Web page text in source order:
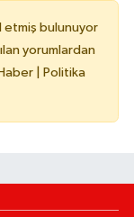
etmiş bulunuyor
yorumlardan
| Politika